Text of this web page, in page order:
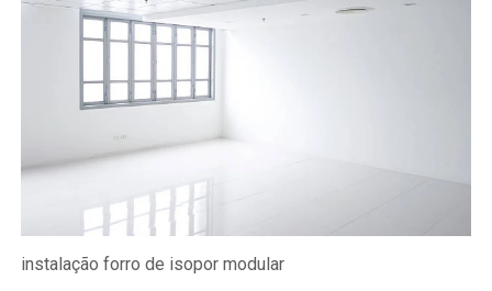
instalação forro de isopor modular